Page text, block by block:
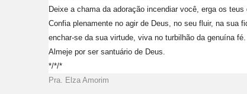
Deixe a chama da adoração incendiar você, erga os
Confia plenamente no agir de Deus, no seu fluir, na sua
enchar-se da sua virtude, viva no turbilhão da genuína fé.
Almeje por ser santuário de Deus.
*/*/*
Pra. Elza Amorim